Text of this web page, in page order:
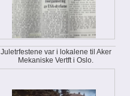
Juletrfestene var i lokalene til Aker
Mekaniske Vertft i Oslo.